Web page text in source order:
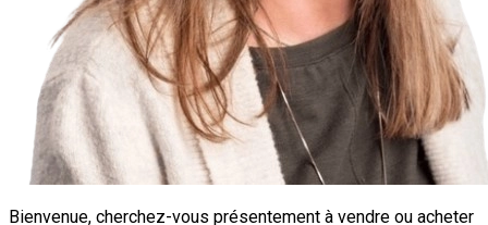
Bienvenue, cherchez-vous présentement à vendre ou acheter